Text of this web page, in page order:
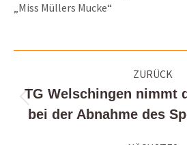
„Miss Müllers Mucke“
ZURÜCK
TG Welschingen nimmt
bei der Abnahme des